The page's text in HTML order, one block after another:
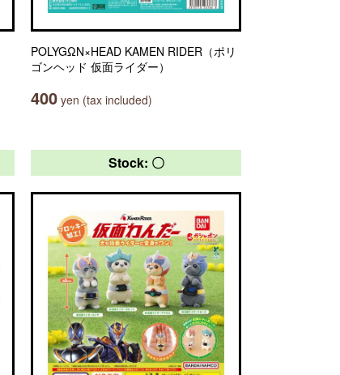
POLYGΩN×HEAD KAMEN RIDER（ポリ
ゴンヘッド 仮面ライダー）
400 yen (tax included)
Stock: 〇